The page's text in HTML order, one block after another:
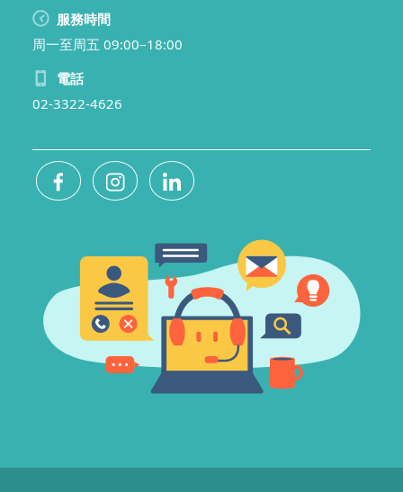
服務時間
周一至周五 09:00–18:00
電話
02-3322-4626